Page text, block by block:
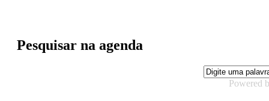
Pesquisar na agenda
Powered